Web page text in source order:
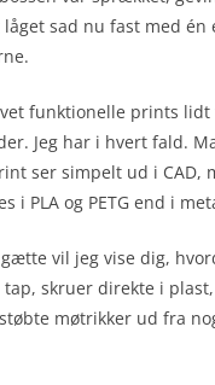
sad nu fast med én
funktionelle prints
Jeg har i hvert fald.
ser simpelt ud i CAD,
i PLA og PETG end i
vil jeg vise dig,
skruer direkte i
møtrikker ud fra